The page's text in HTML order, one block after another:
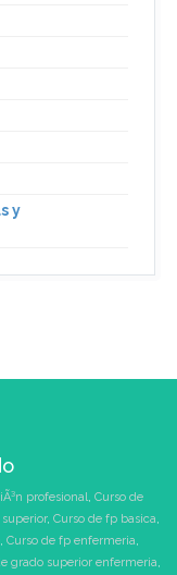
y
profesional, Curso de
, Curso de fp basica,
, Curso de fp enfermeria,
grado superior enfermeria,